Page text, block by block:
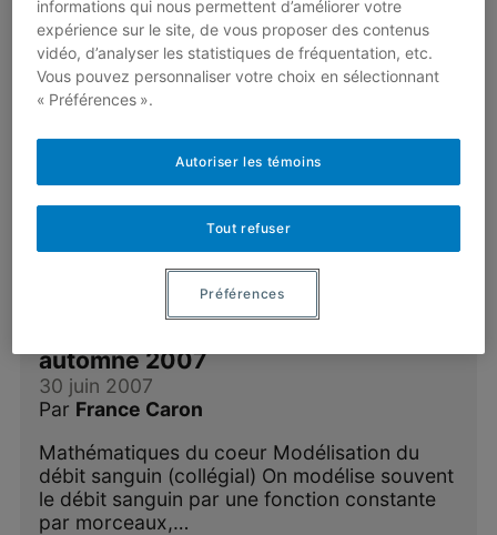
Au-delà des espérances de vie
Par France Caron
Comment pouvons-nous évaluer nos
chances d’atteindre un certain âge? Est-il peu
probable de vivre plus vieux que l’espérance
de vie?…
automne 2007
30 juin 2007
Par France Caron
Mathématiques du coeur Modélisation du
débit sanguin (collégial) On modélise souvent
le débit sanguin par une fonction constante
par morceaux,…
informations qui nous permettent d’améliorer votre
expérience sur le site, de vous proposer des contenus
vidéo, d’analyser les statistiques de fréquentation, etc.
Vous pouvez personnaliser votre choix en sélectionnant
« Préférences ».
Tout refuser
Autoriser les témoins
Préférences